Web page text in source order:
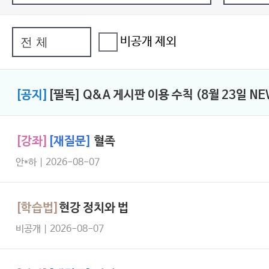
비공개 제외
[공지] [필독] Q&A 게시판 이용 수칙 (8월 23일
[강좌] [재질문] 혈족
안*하 | 2026-08-07
[학습법] 현강 정치와 법
비공개 | 2026-08-07